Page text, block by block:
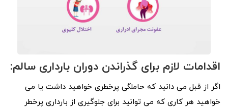
اقدامات لازم برای گذراندن دوران بارداری سالم:
اگر از قبل می دانید که حاملگی پرخطری خواهید داشت یا می
خواهید هر کاری که می توانید برای جلوگیری از بارداری پرخطر